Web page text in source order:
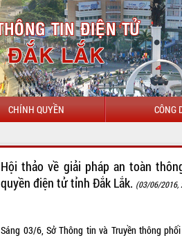
CHÍNH QUYỀN CÔNG
Hội thảo về giải pháp an toàn
quyền điện tử tỉnh Đắk Lắk. (03/06/2016,
Sáng 03/6, Sở Thông tin và Truyền thông